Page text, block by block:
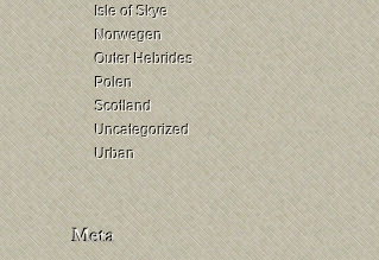
Isle of Skye
Norwegen
Outer Hebrides
Polen
Scotland
Uncategorized
Urban